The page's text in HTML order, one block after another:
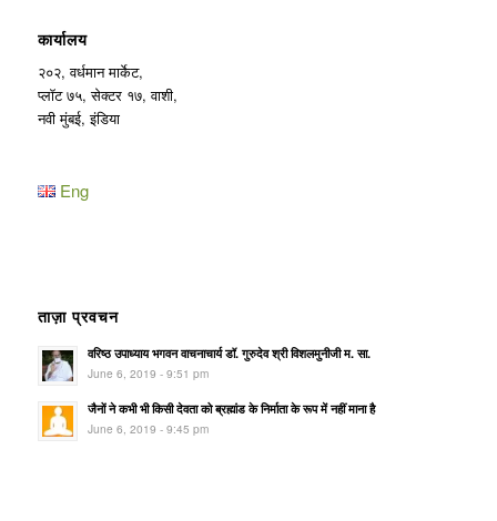
कार्यालय
२०२, वर्धमान मार्केट,
प्लॉट ७५, सेक्टर १७, वाशी,
नवी मुंबई, इंडिया
Eng
ताज़ा प्रवचन
वरिष्ठ उपाध्याय भगवन वाचनाचार्य डॉ. गुरुदेव श्री विशलमुनीजी म. सा.
June 6, 2019 - 9:51 pm
जैनों ने कभी भी किसी देवता को ब्रह्मांड के निर्माता के रूप में नहीं माना है
June 6, 2019 - 9:45 pm